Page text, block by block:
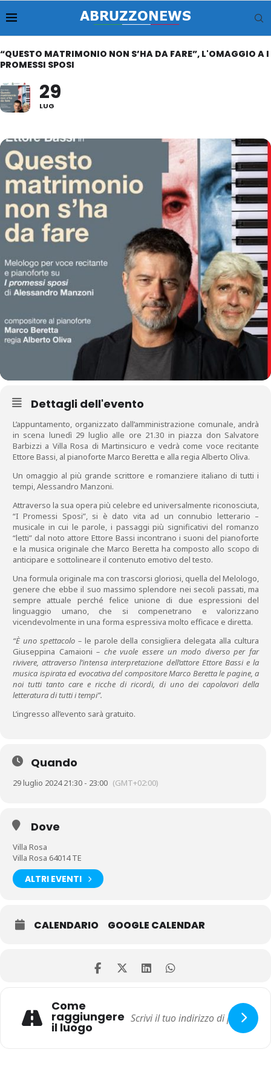
“QUESTO MATRIMONIO NON S’HA DA FARE”, L'OMAGGIO A I
PROMESSI SPOSI
29
LUG
Dettagli dell'evento
L’appuntamento, organizzato dall’amministrazione comunale, andrà
in scena lunedì 29 luglio alle ore 21.30 in piazza don Salvatore
Barbizzi a Villa Rosa di Martinsicuro e vedrà come voce recitante
Ettore Bassi, al pianoforte Marco Beretta e alla regia Alberto Oliva.
Un omaggio al più grande scrittore e romanziere italiano di tutti i
tempi, Alessandro Manzoni.
Attraverso la sua opera più celebre ed universalmente riconosciuta,
“I Promessi Sposi”, si è dato vita ad un connubio letterario –
musicale in cui le parole, i passaggi più significativi del romanzo
“letti” dal noto attore Ettore Bassi incontrano i suoni del pianoforte
e la musica originale che Marco Beretta ha composto allo scopo di
anticipare e sottolineare il contenuto emotivo del testo.
Una formula originale ma con trascorsi gloriosi, quella del Melologo,
genere che ebbe il suo massimo splendore nei secoli passati, ma
sempre attuale perché felice unione di due espressioni del
linguaggio umano, che si compenetrano e valorizzano
vicendevolmente in una forma espressiva molto efficace e diretta.
“È uno spettacolo –le parole della consigliera delegata alla cultura
Giuseppina Camaioni– che vuole essere un modo diverso per far
rivivere, attraverso l’intensa interpretazione dell’attore Ettore Bassi e la
musica ispirata ed evocativa del compositore Marco Beretta le pagine, a
noi tutti tanto care e ricche di ricordi, di uno dei capolavori della
letteratura di tutti i tempi”.
L’ingresso all’evento sarà gratuito.
Quando
29 luglio 2024 21:30 - 23:00 (GMT+02:00)
Dove
Villa Rosa
Villa Rosa 64014 TE
ALTRI EVENTI
CALENDARIO GOOGLE CALENDAR
Come
raggiungere
il luogo